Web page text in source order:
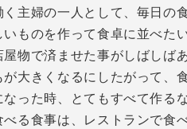
く主婦の一人として、毎日の
いものを作って食卓に並べた
屋物で済ませた事がしばしば
が大きくなるにしたがって、
なった時、とてもすべて作る
べる食事は、レストランで食